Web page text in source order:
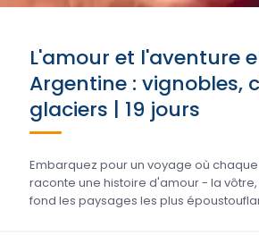
L'amour et l'aventure
Argentine : vignobles,
glaciers | 19 jours
Embarquez pour un voyage où
raconte une histoire d'amour - la
fond les paysages les plus